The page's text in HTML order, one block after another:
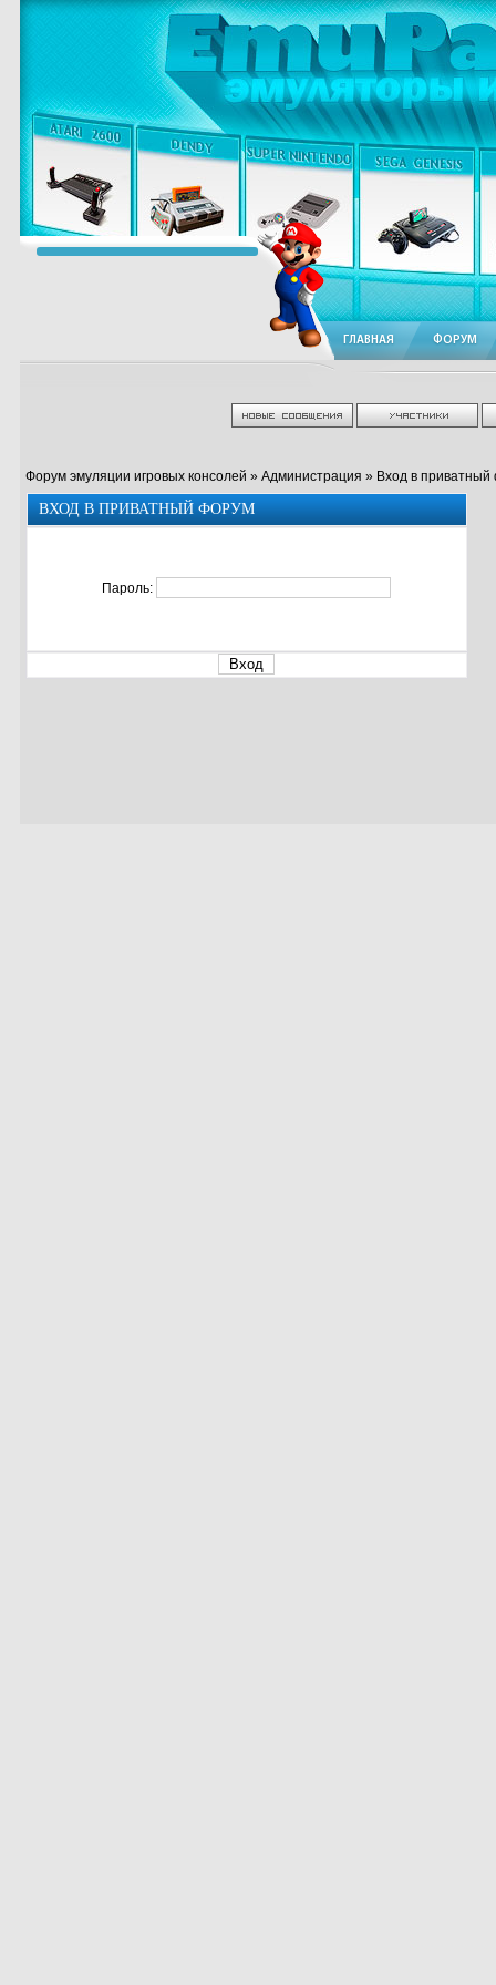
ГЛАВНАЯ ФОРУМ
Форум эмуляции игровых консолей » Администрация » Вход в приватный
ВХОД В ПРИВАТНЫЙ ФОРУМ
Пароль: